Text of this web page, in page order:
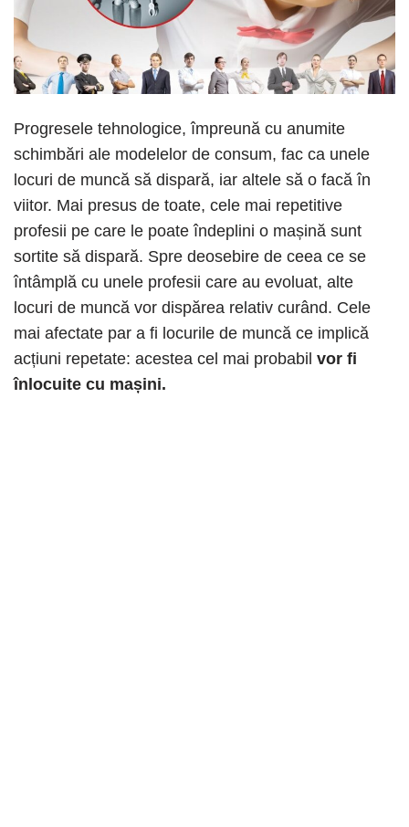
Progresele tehnologice, împreună cu anumite
schimbări ale modelelor de consum, fac ca unele
locuri de muncă să dispară, iar altele să o facă în
viitor. Mai presus de toate, cele mai repetitive
profesii pe care le poate îndeplini o mașină sunt
sortite să dispară. Spre deosebire de ceea ce se
întâmplă cu unele profesii care au evoluat, alte
locuri de muncă vor dispărea relativ curând. Cele
mai afectate par a fi locurile de muncă ce implică
acțiuni repetate: acestea cel mai probabil vor fi
înlocuite cu mașini.